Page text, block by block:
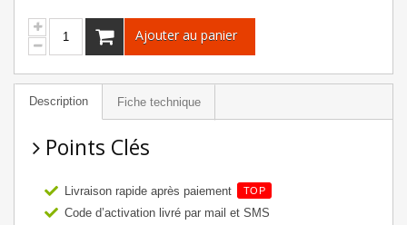
Ajouter au panier
Description Fiche technique
Points Clés
Livraison rapide après paiement TOP
Code d’activation livré par mail et SMS